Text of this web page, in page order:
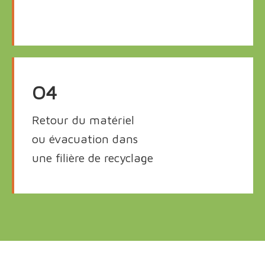
O4
Retour du matériel
ou évacuation dans
une filière de recyclage